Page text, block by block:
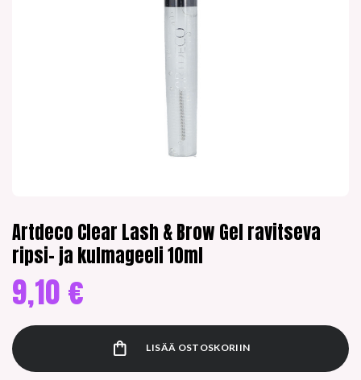
Artdeco Clear Lash & Brow Gel ravitseva
ripsi- ja kulmageeli 10ml
9,10 €
LISÄÄ OSTOSKORIIN